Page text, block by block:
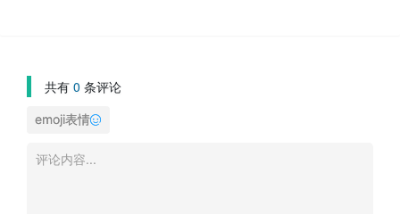
共有 0 条评论
emoji表情